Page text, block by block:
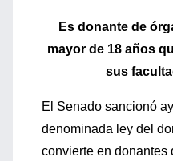
Es donante de
mayor de 18 años
sus
El Senado sancionó
denominada ley del
convierte en donantes